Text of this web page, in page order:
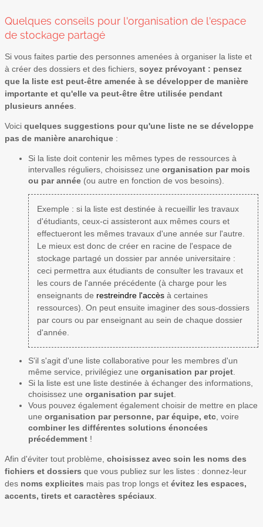
Quelques conseils pour l'organisation de l'espace
de stockage partagé
Si vous faites partie des personnes amenées à organiser la liste et
à créer des dossiers et des fichiers, soyez prévoyant : pensez
que la liste est peut-être amenée à se développer de manière
importante et qu'elle va peut-être être utilisée pendant
plusieurs années
Voici quelques suggestions pour qu'une liste ne se développe
pas de manière anarchique :
Si la liste doit contenir les mêmes types de ressources à
intervalles réguliers, choisissez une organisation par mois
ou par année (ou autre en fonction de vos besoins).
Exemple : si la liste est destinée à recueillir les travaux
d'étudiants, ceux-ci assisteront aux mêmes cours et
effectueront les mêmes travaux d'une année sur l'autre.
Le mieux est donc de créer en racine de l'espace de
stockage partagé un dossier par année universitaire :
ceci permettra aux étudiants de consulter les travaux et
les cours de l'année précédente (à charge pour les
enseignants de restreindre l'accèsà certaines
ressources). On peut ensuite imaginer des sous-dossiers
par cours ou par enseignant au sein de chaque dossier
d'année.
S'il s'agit d'une liste collaborative pour les membres d'un
même service, privilégiez une organisation par projet.
Si la liste est une liste destinée à échanger des informations,
choisissez une organisation par sujet.
Vous pouvez également également choisir de mettre en place
une organisation par personne, par équipe, etc, voire
combiner les différentes solutions énoncées
précédemment !
Afin d'éviter tout problème, choisissez avec soin les noms des
fichiers et dossiers que vous publiez sur les listes : donnez-leur
des noms explicites mais pas trop longs et évitez les espaces,
accents, tirets et caractères spéciaux